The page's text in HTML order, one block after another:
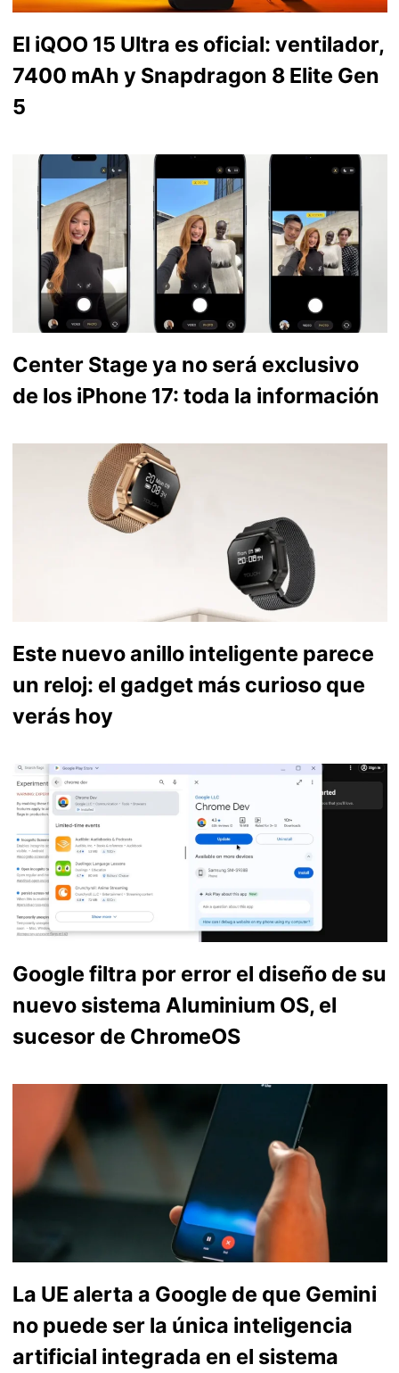
El iQOO 15 Ultra es oficial: ventilador,
7400 mAh y Snapdragon 8 Elite Gen
5
Center Stage ya no será exclusivo
de los iPhone 17: toda la información
Este nuevo anillo inteligente parece
un reloj: el gadget más curioso que
verás hoy
Google filtra por error el diseño de su
nuevo sistema Aluminium OS, el
sucesor de ChromeOS
La UE alerta a Google de que Gemini
no puede ser la única inteligencia
artificial integrada en el sistema